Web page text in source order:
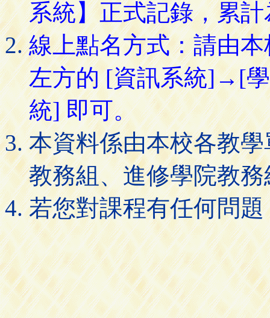
系統】正式記錄，累
線上點名方式：請由
左方的 [資訊系統]→[
統] 即可。
本資料係由本校各教
教務組、進修學院教
若您對課程有任何問